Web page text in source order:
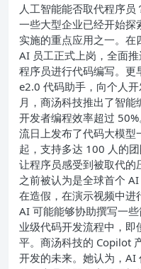
人工智能能否取代程序
一些大型企业已经开始探
实施的重点应用之一。 在
AI 员工正式上岗，全面
程序员进行代码编写。
e2.0 代码助手，向个人
月，商汤科技推出了智
开发者编程效率超过
流日上发布了代码大模
起，支持多达 100 人的团
让程序员感受到被取代的
之前被认为是全球首个
在造假，在演示视频中进
AI 可能能够协助撰写一
业级代码开发流程中，即
平。 商汤科技的 Copilot
开发的未来。她认为，AI